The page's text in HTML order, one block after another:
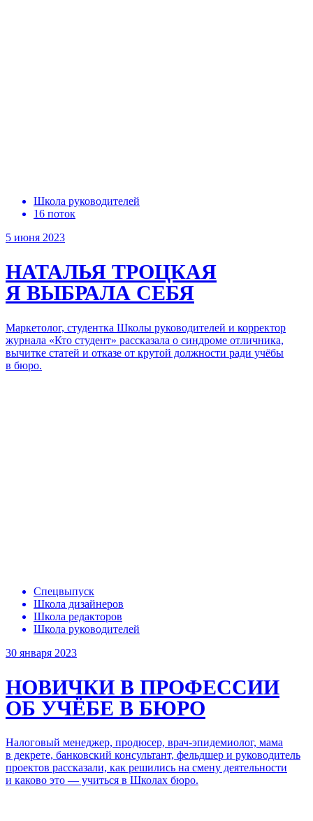
Школа руководителей
16 поток
5 июня 2023
НАТАЛЬЯ ТРОЦКАЯ
Я ВЫБРАЛА СЕБЯ
Маркетолог, студентка Школы руководителей и корректор
журнала «Кто студент» рассказала о синдроме отличника,
вычитке статей и отказе от крутой должности ради учёбы
в бюро.
Спецвыпуск
Школа дизайнеров
Школа редакторов
Школа руководителей
30 января 2023
НОВИЧКИ В ПРОФЕССИИ
ОБ УЧЁБЕ В БЮРО
Налоговый менеджер, продюсер, врач-эпидемиолог, мама
в декрете, банковский консультант, фельдшер и руководитель
проектов рассказали, как решились на смену деятельности
и каково это — учиться в Школах бюро.